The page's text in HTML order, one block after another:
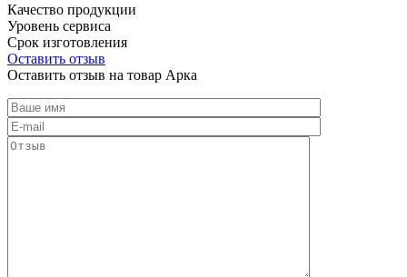
Качество продукции
Уровень сервиса
Срок изготовления
Оставить отзыв
Оставить отзыв на товар Арка